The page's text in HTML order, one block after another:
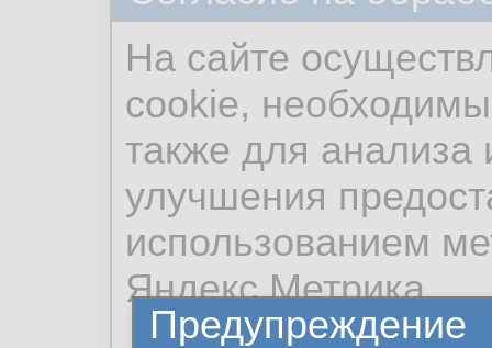
Предупреждение
На сайте
cookie,
также для анализа
улучшения
использованием
Яндекс.Метрика.